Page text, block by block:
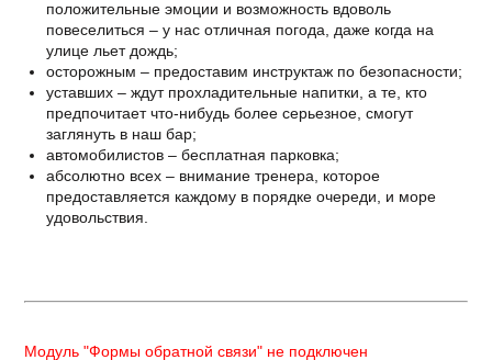
положительные эмоции и возможность вдоволь
повеселиться – у нас отличная погода, даже когда на
улице льет дождь;
осторожным – предоставим инструктаж по безопасности;
уставших – ждут прохладительные напитки, а те, кто
предпочитает что-нибудь более серьезное, смогут
заглянуть в наш бар;
автомобилистов – бесплатная парковка;
абсолютно всех – внимание тренера, которое
предоставляется каждому в порядке очереди, и море
удовольствия.
Модуль "Формы обратной связи" не подключен